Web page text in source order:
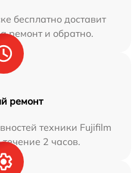
бесплатно доставит
ремонт и обратно.
ремонт
техники Fujifilm
2 часов.